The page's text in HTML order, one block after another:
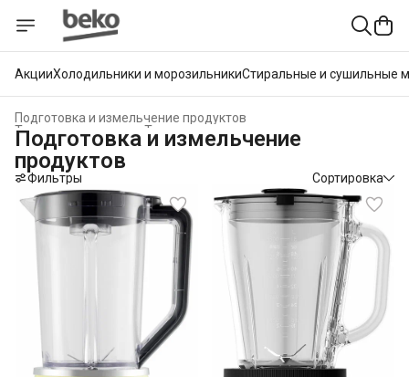
АкцииХолодильники и морозильникиСтиральные и сушильные
Подготовка и измельчение продуктов
Техника для приготовления пищи
Техника для кухни
Главная
›
Подготовка и измельчение
продуктов
Фильтры Сортировка